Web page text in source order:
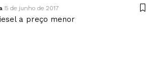
5 de junho de 2017